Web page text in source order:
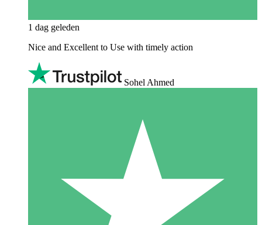
1 dag geleden
Nice and Excellent to Use with timely action
Sohel Ahmed